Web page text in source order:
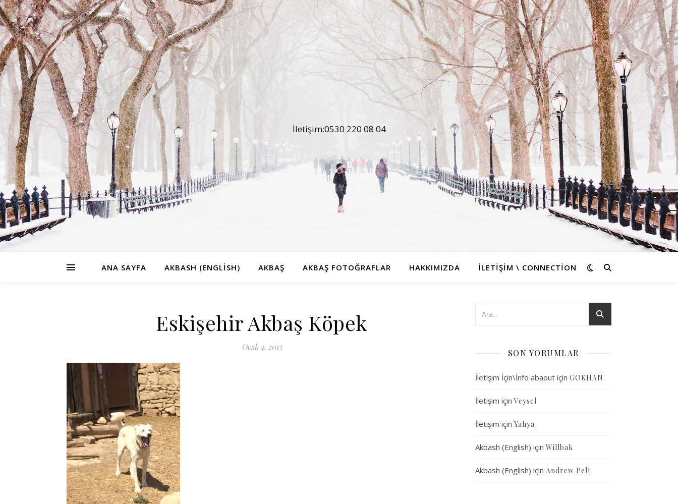
İletişim:0530 220 08 04
ANA SAYFA AKBASH (ENGLISH) AKBAŞ AKBAŞ FOTOĞRAFLAR HAKKIMIZDA İLETIŞIM \ CONNECTION
Eskişehir Akbaş Köpek
Ocak 4, 2015
SON YORUMLAR
İletişim İçin\İnfo abaout için GOKHAN
İletişim içinVeysel
İletişim için Yahya
Akbash (English) için Willbak
Akbash (English) için Andrew Pelt